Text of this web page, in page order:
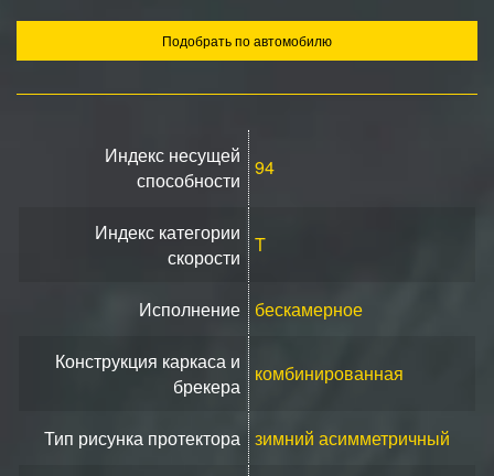
Подобрать по автомобилю
Индекс несущей
способности
94
Индекс категории
скорости
T
Исполнение бескамерное
Конструкция каркаса и
брекера
комбинированная
Тип рисунка протектора зимний асимметричный